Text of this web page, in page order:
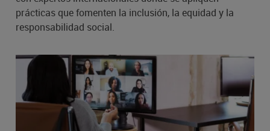
prácticas que fomenten la inclusión, la equidad y la
responsabilidad social.